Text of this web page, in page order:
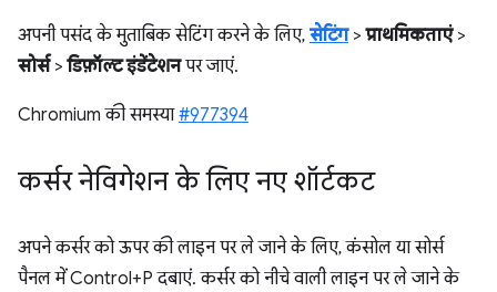
अपनी पसंद के मुताबिक सेटिंग करने के लिए, सेटिंग>प्राथमिकताएं>
सोर्स>डिफ़ॉल्ट इंडेंटेशनपर जाएं.
Chromium की समस्या#977394
कर्सर नेविगेशन के लिए नए शॉर्टकट
अपने कर्सर को ऊपर की लाइन पर ले जाने के लिए, कंसोल या सोर्स
पैनल में Control+P दबाएं. कर्सर को नीचे वाली लाइन पर ले जाने के